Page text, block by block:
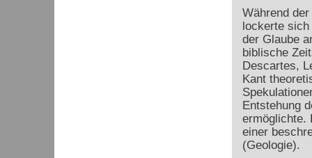
Während
lockerte
der Glaube
biblische
Descartes,
Kant
Entstehung
ermöglichte.
einer
(Geologie).